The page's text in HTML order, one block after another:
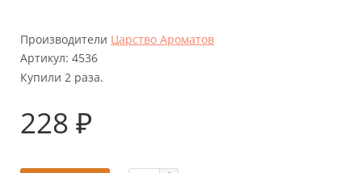
Производители Царство Ароматов
Артикул: 4536
Купили 2 раза.
228 ₽